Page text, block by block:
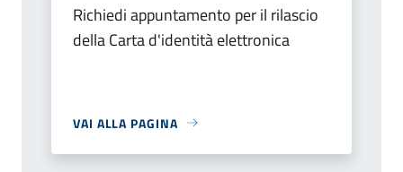
Richiedi appuntamento per il rilascio
della Carta d'identità elettronica
VAI ALLA PAGINA